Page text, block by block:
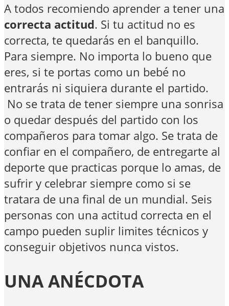
A todos recomiendo aprender a tener una
correcta actitud. Si tu actitud no es
correcta, te quedarás en el banquillo.
Para siempre. No importa lo bueno que
eres, si te portas como un bebé no
entrarás ni siquiera durante el partido.
No se trata de tener siempre una sonrisa
o quedar después del partido con los
compañeros para tomar algo. Se trata de
confiar en el compañero, de entregarte al
deporte que practicas porque lo amas, de
sufrir y celebrar siempre como si se
tratara de una final de un mundial. Seis
personas con una actitud correcta en el
campo pueden suplir limites técnicos y
conseguir objetivos nunca vistos.
UNA ANÉCDOTA